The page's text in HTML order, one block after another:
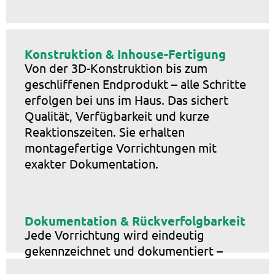
Konstruktion & Inhouse-Fertigung
Von der 3D-Konstruktion bis zum
geschliffenen Endprodukt – alle Schritte
erfolgen bei uns im Haus. Das sichert
Qualität, Verfügbarkeit und kurze
Reaktionszeiten. Sie erhalten
montagefertige Vorrichtungen mit
exakter Dokumentation.
Dokumentation & Rückverfolgbarkeit
Jede Vorrichtung wird eindeutig
gekennzeichnet und dokumentiert –